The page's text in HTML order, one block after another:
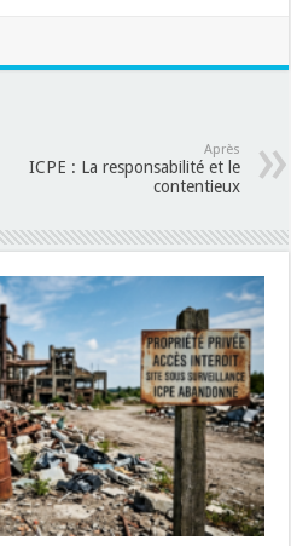
Après
ICPE : La responsabilité et le
contentieux